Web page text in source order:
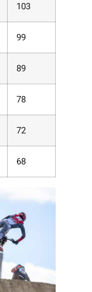
103
99
89
78
72
68